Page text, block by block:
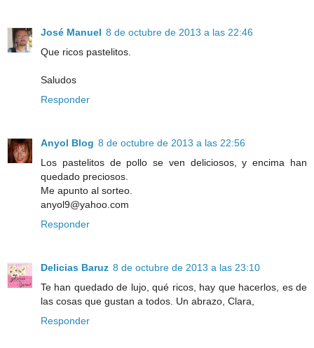
José Manuel 8 de octubre de 2013 a las 22:46
Que ricos pastelitos.
Saludos
Responder
Anyol Blog 8 de octubre de 2013 a las 22:56
Los pastelitos de pollo se ven deliciosos, y encima han
quedado preciosos.
Me apunto al sorteo.
anyol9@yahoo.com
Responder
Delicias Baruz 8 de octubre de 2013 a las 23:10
Te han quedado de lujo, qué ricos, hay que hacerlos, es de
las cosas que gustan a todos. Un abrazo, Clara,
Responder